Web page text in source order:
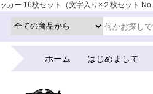
カー 16枚セット（文字入り×２枚セット
アンティーク
ホーム はじめまして